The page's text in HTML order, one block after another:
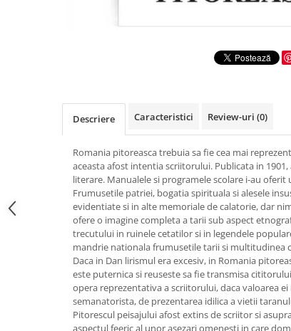
Descriere Caracteristici Review-uri (0)
Romania pitoreasca trebuia sa fie cea mai
aceasta afost intentia scriitorului. Publicata in
literare. Manualele si programele scolare i-au
Frumusetile patriei, bogatia spirituala si alesele
evidentiate si in alte memoriale de calatorie, dar
ofere o imagine completa a tarii sub aspect
trecutului in ruinele cetatilor si in legendele
mandrie nationala frumusetile tarii si multitudinea
Daca in Dan lirismul era excesiv, in Romania
este puternica si reuseste sa fie transmisa
opera reprezentativa a scriitorului, daca valoarea
semanatorista, de prezentarea idilica a vietii
Pitorescul peisajului afost extins de scriitor si
aspectul feeric al unor asezari omenesti in care